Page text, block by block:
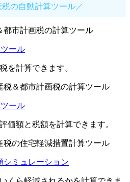
税の自動計算ツール／
都市計画税の計算ツール
ール
を計算できます。
税＆都市計画税の計算ツール
ール
価額と税額を計算できます。
税の住宅軽減措置計算ツール
シミュレーション